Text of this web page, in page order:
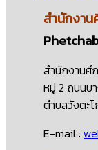
สำนักงาน
สำนักงานศึ
หมู่ 2 ถนนบ
ตำบลวังตะ
E-mail :